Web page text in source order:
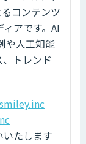
コンテンツ
アです。AI
や人工知能
トレンド
たします